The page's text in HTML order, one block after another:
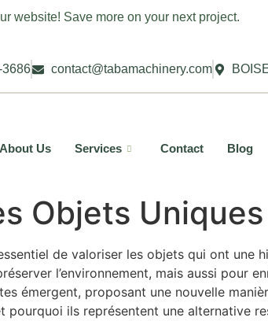
website! Save more on your next project.
3686 contact@tabamachinery.com
About Us Services Contact Blog
Objets
de valoriser les objets qui ont une
l’environnement, mais aussi pour
émergent, proposant une nouvelle
ils représentent une alternative